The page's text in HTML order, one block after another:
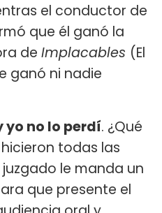
el conductor de
que él ganó la
de Implacables (El
ganó ni nadie
yo no lo perdí. ¿Qué
todas las
le manda un
que presente el